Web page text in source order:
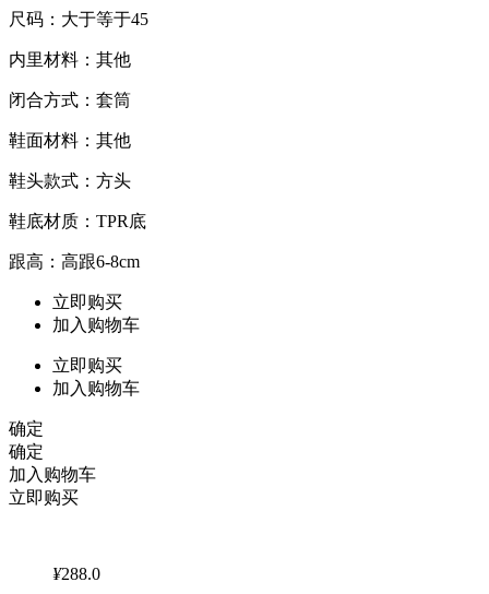
尺码：大于等于45
内里材料：其他
闭合方式：套筒
鞋面材料：其他
鞋头款式：方头
鞋底材质：TPR底
跟高：高跟6-8cm
立即购买
加入购物车
立即购买
加入购物车
确定
确定
加入购物车
立即购买
¥288.0